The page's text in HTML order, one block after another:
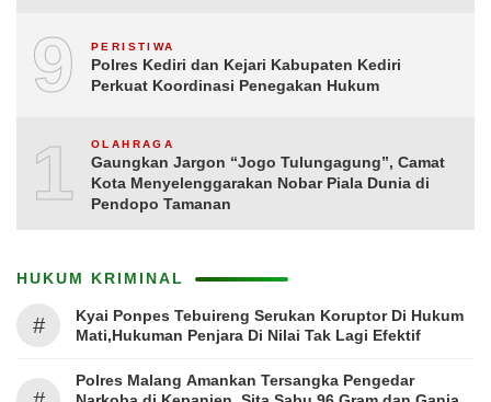
9 PERISTIWA
Polres Kediri dan Kejari Kabupaten Kediri
Perkuat Koordinasi Penegakan Hukum
10OLAHRAGA
Gaungkan Jargon “Jogo Tulungagung”, Camat
Kota Menyelenggarakan Nobar Piala Dunia di
Pendopo Tamanan
HUKUM KRIMINAL
#
Kyai Ponpes Tebuireng Serukan Koruptor Di Hukum
Mati,Hukuman Penjara Di Nilai Tak Lagi Efektif
Polres Malang Amankan Tersangka Pengedar